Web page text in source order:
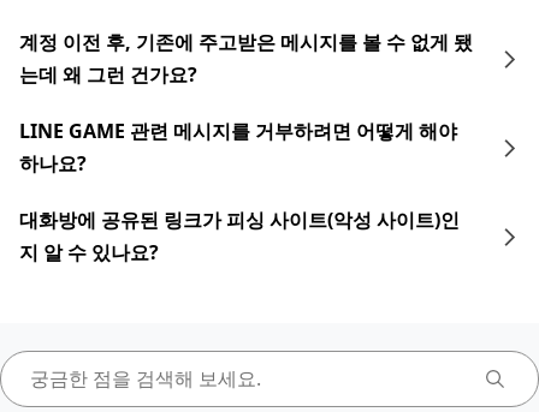
계정 이전 후, 기존에 주고받은 메시지를 볼 수 없게 됐
는데 왜 그런 건가요?
LINE GAME 관련 메시지를 거부하려면 어떻게 해야
하나요?
대화방에 공유된 링크가 피싱 사이트(악성 사이트)인
지 알 수 있나요?